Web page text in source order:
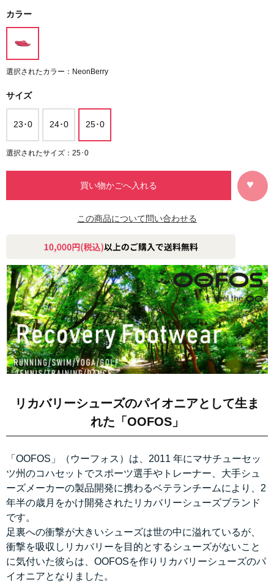
カラー
選択されたカラー：NeonBerry
サイズ
23･0 24･0 25･0
選択されたサイズ：25･0
この商品について問い合わせる
リカバリーシューズのパイオニアとして生ま
れた「OOFOS」
「OOFOS」（ウーフォス）は、2011 年にマサチューセッ
ツ州のコハセットでスポーツ選手やトレーナー、大手シュ
ーズメーカーの製品開発に携わるベテランチームにより、2
年半の歳月をかけ開発されたリカバリーシューズブランド
です。
足裏への衝撃が大きいシューズは世の中に溢れているが、
衝撃を吸収しリカバリーを目的とするシューズがないこと
に気付いた彼らは、OOFOSを作りリカバリーシューズのパ
イオニアとなりました。